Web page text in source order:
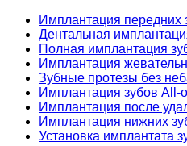
Имплантация передних
Дентальная
Полная имплантация
Имплантация
Зубные протезы без
Имплантация зубов All-
Имплантация после
Имплантация нижних
Установка имплантата